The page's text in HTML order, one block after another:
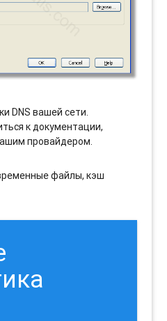
DNS вашей сети.
к документации,
провайдером.
файлы, кэш